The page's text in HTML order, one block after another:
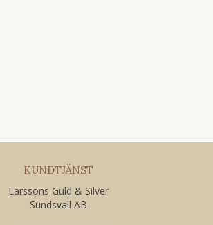
KUNDTJÄNST
Larssons Guld & Silver
Sundsvall AB